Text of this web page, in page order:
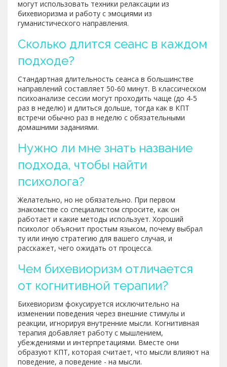
могут использовать техники релаксации из
бихевиоризма и работу с эмоциями из
гуманистического направления.
Сколько длится сеанс в каждом
подходе?
Стандартная длительность сеанса в большинстве
направлений составляет 50-60 минут. В классическом
психоанализе сессии могут проходить чаще (до 4-5
раз в неделю) и длиться дольше, тогда как в КПТ
встречи обычно раз в неделю с обязательными
домашними заданиями.
Нужно ли мне знать название
подхода, чтобы найти
психолога?
Желательно, но не обязательно. При первом
знакомстве со специалистом спросите, как он
работает и какие методы использует. Хороший
психолог объяснит простым языком, почему выбрал
ту или иную стратегию для вашего случая, и
расскажет, чего ожидать от процесса.
Чем бихевиоризм отличается
от когнитивной терапии?
Бихевиоризм фокусируется исключительно на
изменении поведения через внешние стимулы и
реакции, игнорируя внутренние мысли. Когнитивная
терапия добавляет работу с мышлением,
убеждениями и интерпретациями. Вместе они
образуют КПТ, которая считает, что мысли влияют на
поведение, а поведение - на мысли.